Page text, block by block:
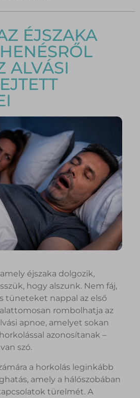
ÉJSZAKA
ALVÁSI
éjszaka dolgozik,
hogy alszunk. Nem fáj,
tüneteket nappal az első
rombolhatja az
apnoe, amelyet sokan
azonosítanak –
szó.
a horkolás leginkább
amely a hálószobában
türelmét. A